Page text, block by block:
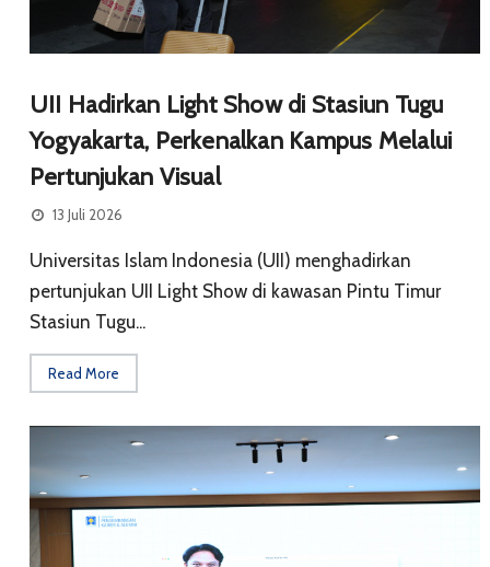
UII Hadirkan Light Show di Stasiun Tugu
Yogyakarta, Perkenalkan Kampus Melalui
Pertunjukan Visual
13 Juli 2026
Universitas Islam Indonesia (UII) menghadirkan
pertunjukan UII Light Show di kawasan Pintu Timur
Stasiun Tugu...
Read More